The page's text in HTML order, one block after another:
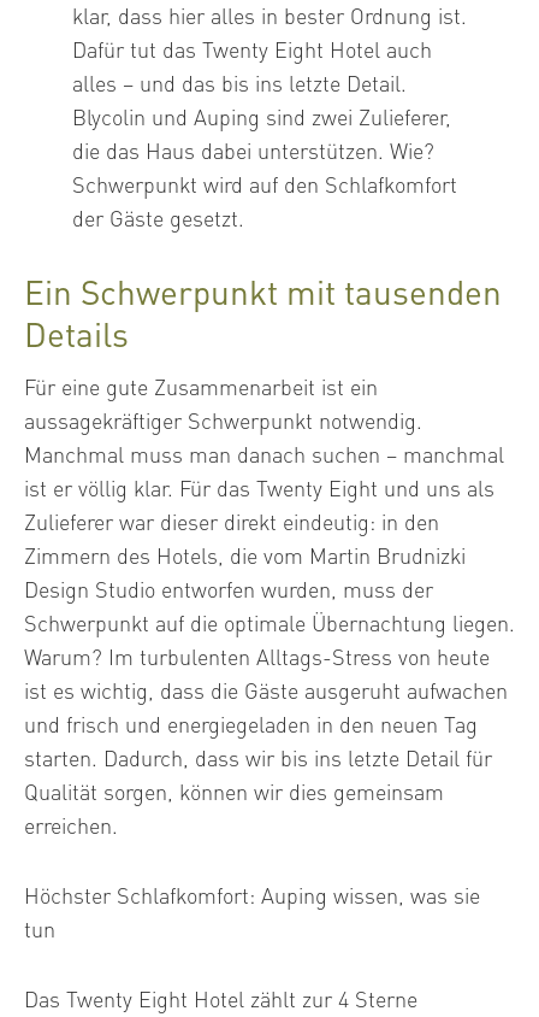
klar, dass hier alles in bester Ordnung ist.
Dafür tut das Twenty Eight Hotel auch
alles – und das bis ins letzte Detail.
Blycolin und Auping sind zwei Zulieferer,
die das Haus dabei unterstützen. Wie?
Schwerpunkt wird auf den Schlafkomfort
der Gäste gesetzt.
Ein Schwerpunkt mit tausenden
Details
Für eine gute Zusammenarbeit ist ein
aussagekräftiger Schwerpunkt notwendig.
Manchmal muss man danach suchen – manchmal
ist er völlig klar. Für das Twenty Eight und uns als
Zulieferer war dieser direkt eindeutig: in den
Zimmern des Hotels, die vom Martin Brudnizki
Design Studio entworfen wurden, muss der
Schwerpunkt auf die optimale Übernachtung liegen.
Warum? Im turbulenten Alltags-Stress von heute
ist es wichtig, dass die Gäste ausgeruht aufwachen
und frisch und energiegeladen in den neuen Tag
starten. Dadurch, dass wir bis ins letzte Detail für
Qualität sorgen, können wir dies gemeinsam
erreichen.
Höchster Schlafkomfort: Auping wissen, was sie
tun
Das Twenty Eight Hotel zählt zur 4 Sterne